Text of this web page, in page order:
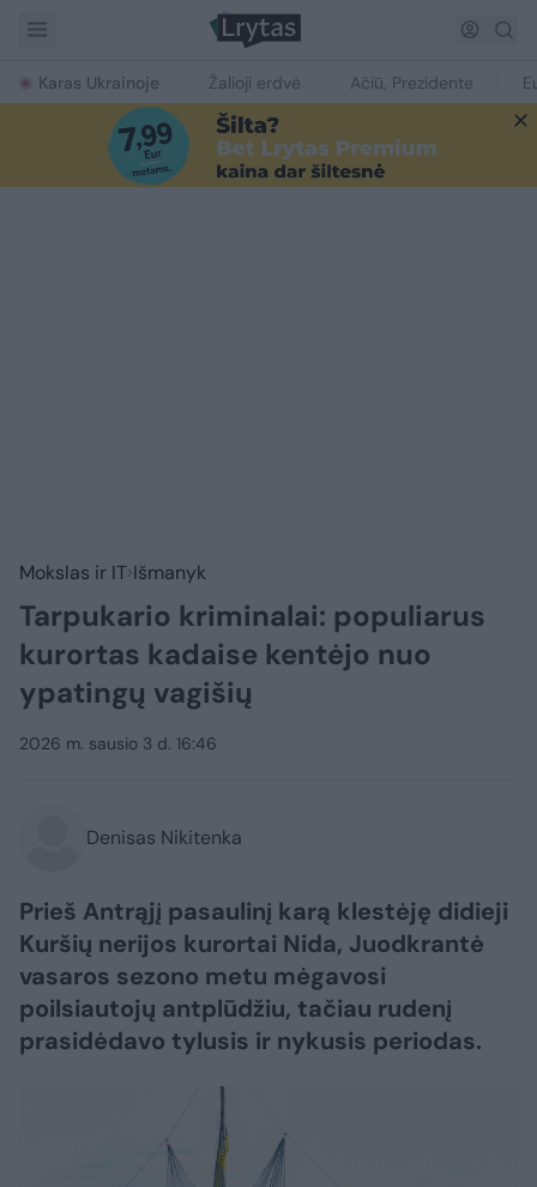
Karas Ukrainoje Žalioji erdvė Ačiū, Prezidente
Mokslas ir IT Išmanyk
Tarpukario kriminalai: populiarus
kurortas kadaise kentėjo nuo
ypatingų vagišių
2026 m. sausio 3 d. 16:46
Denisas Nikitenka
Prieš Antrąjį pasaulinį karą klestėję didieji
Kuršių nerijos kurortai Nida, Juodkrantė
vasaros sezono metu mėgavosi
poilsiautojų antplūdžiu, tačiau rudenį
prasidėdavo tylusis ir nykusis periodas.